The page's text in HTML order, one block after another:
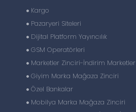
Kargo
Pazaryeri Siteleri
Dijital Platform Yayıncılık
GSM Operatörleri
Marketler Zinciri-İndirim Marketler
Giyim Marka Mağaza Zinciri
Özel Bankalar
Mobilya Marka Mağaza Zinciri